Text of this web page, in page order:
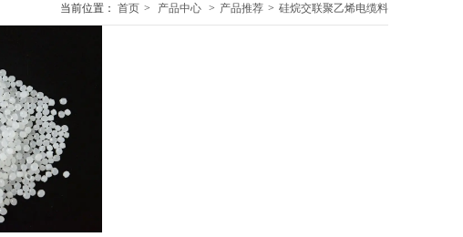
当前位置： 首页 > 产品中心 > 产品推荐 > 硅烷交联聚乙烯电缆料